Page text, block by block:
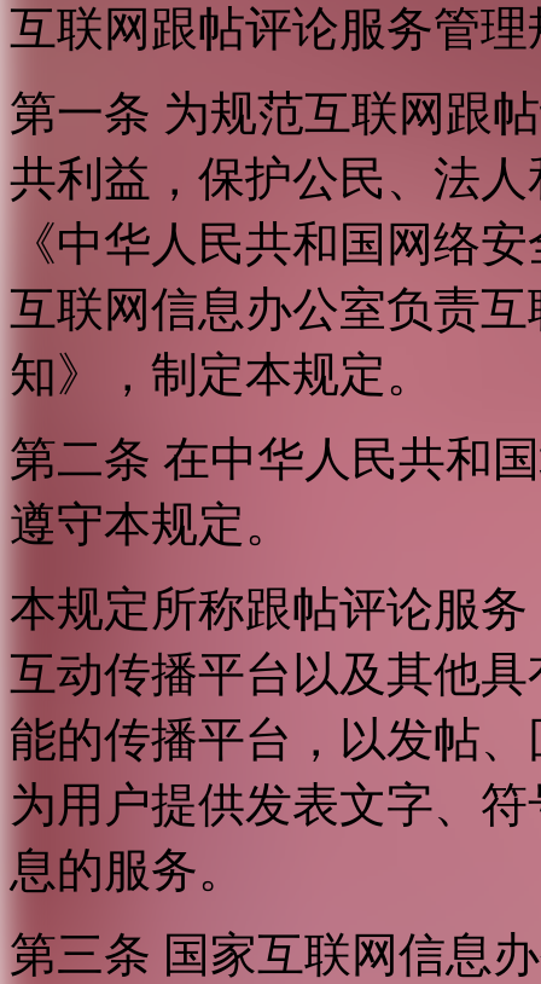
互联网跟帖评论服务管理
第一条 为规范互联网跟
共利益，保护公民、法
《中华人民共和国网络
互联网信息办公室负责
知》，制定本规定。
第二条 在中华人民共和
遵守本规定。
本规定所称跟帖评论服
互动传播平台以及其他
能的传播平台，以发帖
为用户提供发表文字、
息的服务。
第三条 国家互联网信息